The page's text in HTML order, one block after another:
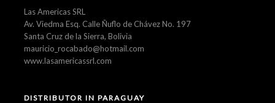
Las Americas SRL
Av. Viedma Esq. Calle Ñuflo de Chávez No. 197
Santa Cruz de la Sierra, Bolivia
mauricio_rocabado@hotmail.com
www.lasamericassrl.com
DISTRIBUTOR IN PARAGUAY